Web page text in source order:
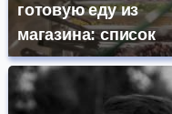
готовую еду из
магазина: список